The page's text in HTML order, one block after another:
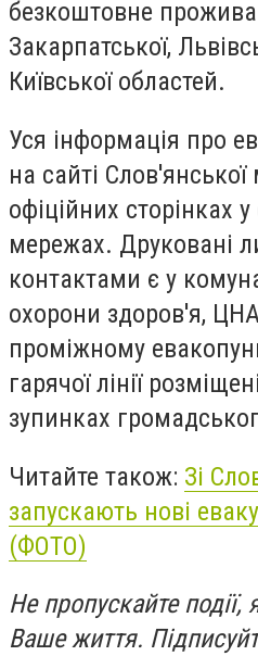
безкоштовне
Закарпатської,
Київської областей.
Уся інформація про
на сайті Слов'янської
офіційних сторінках
мережах. Друковані
контактами є у
охорони здоров'я,
проміжному
гарячої лінії
зупинках
Читайте також: Зі
запускають нові
(ФОТО)
Не пропускайте події,
Ваше життя.